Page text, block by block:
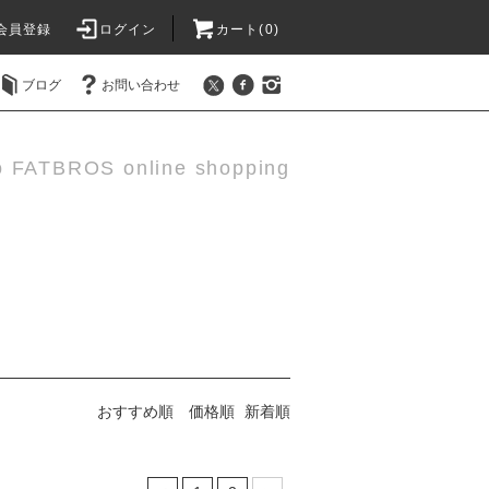
員登録 ログイン カート(0)
ブログ お問い合わせ
FATBROS online shopping
おすすめ順 価格順 新着順